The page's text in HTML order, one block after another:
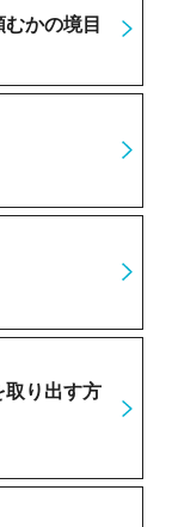
かの境目
取り出す方